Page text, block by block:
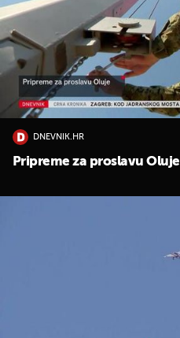
DNEVNIK.HR
Pripreme za proslavu Oluje